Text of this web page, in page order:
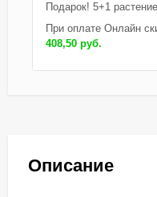
Подарок! 5+1
При оплате Онлайн
408,50 руб.
Описание